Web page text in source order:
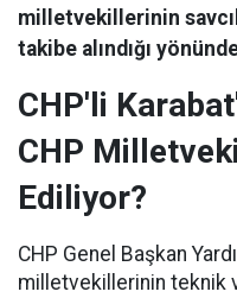
milletvekillerinin
takibe alındığı
CHP'li
CHP
Ediliyor?
CHP Genel Başkan
milletvekillerinin teknik